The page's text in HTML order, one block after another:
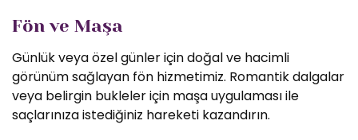
Fön ve Maşa
Günlük veya özel günler için doğal ve hacimli
görünüm sağlayan fön hizmetimiz. Romantik dalgalar
veya belirgin bukleler için maşa uygulaması ile
saçlarınıza istediğiniz hareketi kazandırın.